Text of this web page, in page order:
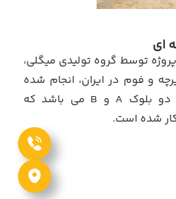
توسط گروه تولیدی میگلی،
و فوم در ایران، انجام شده
است. این پروژه دارای دو بلوک A و B می باشد که